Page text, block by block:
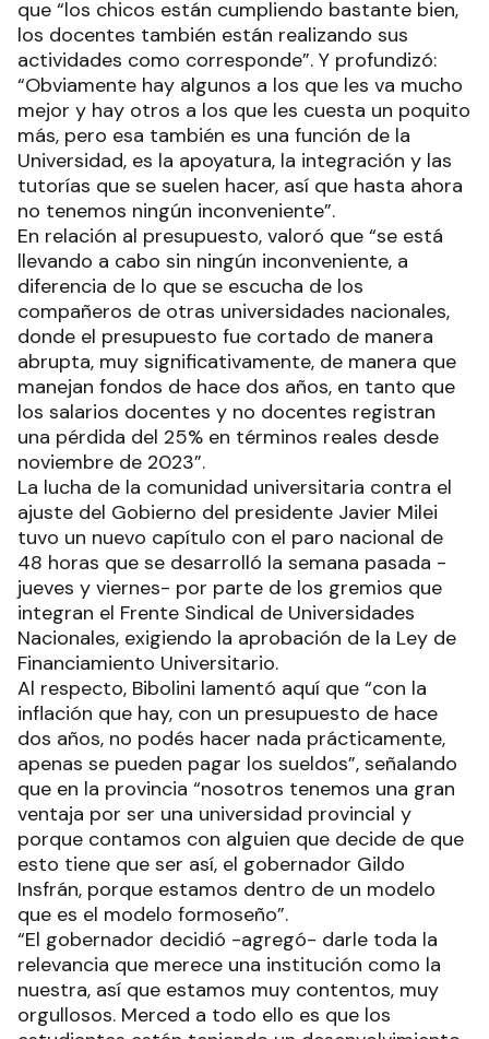
que “los chicos están cumpliendo bastante bien,
los docentes también están realizando sus
actividades como corresponde”. Y profundizó:
“Obviamente hay algunos a los que les va mucho
mejor y hay otros a los que les cuesta un poquito
más, pero esa también es una función de la
Universidad, es la apoyatura, la integración y las
tutorías que se suelen hacer, así que hasta ahora
no tenemos ningún inconveniente”.
En relación al presupuesto, valoró que “se está
llevando a cabo sin ningún inconveniente, a
diferencia de lo que se escucha de los
compañeros de otras universidades nacionales,
donde el presupuesto fue cortado de manera
abrupta, muy significativamente, de manera que
manejan fondos de hace dos años, en tanto que
los salarios docentes y no docentes registran
una pérdida del 25% en términos reales desde
noviembre de 2023”.
La lucha de la comunidad universitaria contra el
ajuste del Gobierno del presidente Javier Milei
tuvo un nuevo capítulo con el paro nacional de
48 horas que se desarrolló la semana pasada -
jueves y viernes- por parte de los gremios que
integran el Frente Sindical de Universidades
Nacionales, exigiendo la aprobación de la Ley de
Financiamiento Universitario.
Al respecto, Bibolini lamentó aquí que “con la
inflación que hay, con un presupuesto de hace
dos años, no podés hacer nada prácticamente,
apenas se pueden pagar los sueldos”, señalando
que en la provincia “nosotros tenemos una gran
ventaja por ser una universidad provincial y
porque contamos con alguien que decide de que
esto tiene que ser así, el gobernador Gildo
Insfrán, porque estamos dentro de un modelo
que es el modelo formoseño”.
“El gobernador decidió -agregó- darle toda la
relevancia que merece una institución como la
nuestra, así que estamos muy contentos, muy
orgullosos. Merced a todo ello es que los